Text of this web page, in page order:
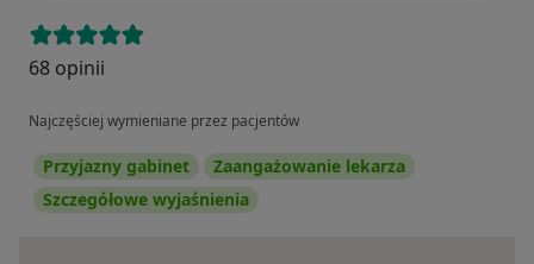
68 opinii
Najczęściej wymieniane przez pacjentów
Przyjazny gabinet
Zaangażowanie lekarza
Szczegółowe wyjaśnienia